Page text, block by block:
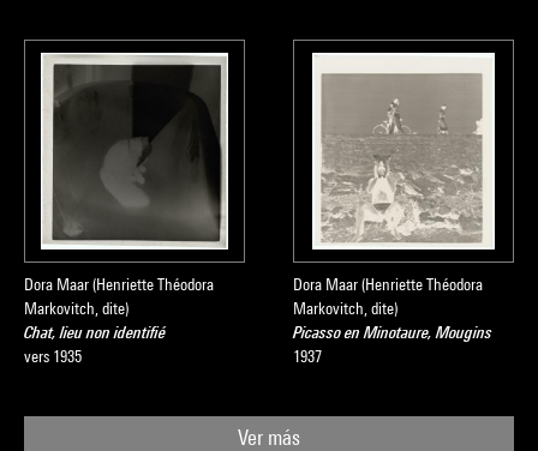
Dora Maar (Henriette Théodora
Markovitch, dite)
Chat, lieu non identifié
vers 1935
Dora Maar (Henriette Théodora
Markovitch, dite)
Picasso en Minotaure, Mougins
1937
Ver más